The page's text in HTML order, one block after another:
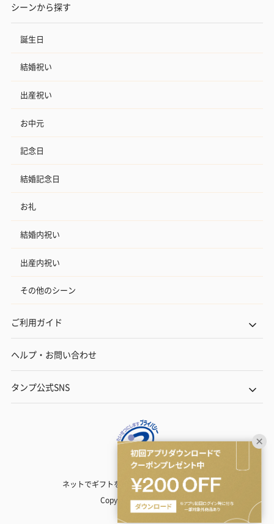
シーンから探す
誕生日
結婚祝い
出産祝い
お中元
記念日
結婚記念日
お礼
結婚内祝い
出産内祝い
その他のシーン
ご利用ガイド
ヘルプ・お問い合わせ
タンプ公式SNS
ネットでギフトを贈るなら | TANP（タンプ）
Copyright© TANP Inc.